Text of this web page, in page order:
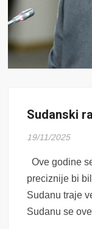
Sudanski
19/11/2025
Ove godine
preciznije bi
Sudanu traje
Sudanu se